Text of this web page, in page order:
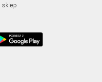
sklep